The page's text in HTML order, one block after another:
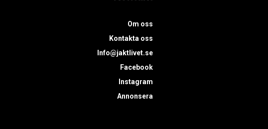
Om oss
Kontakta oss
Info@jaktlivet.se
Facebook
Instagram
Annonsera